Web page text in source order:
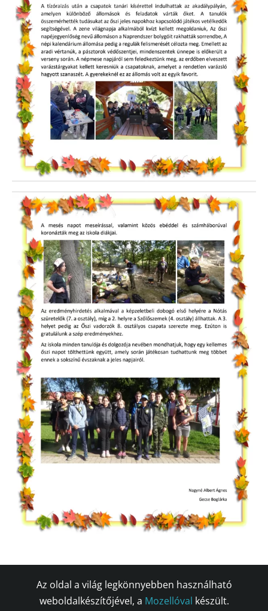
Az oldal a világ legkönnyebben használható
weboldalkészítőjével, a Mozellóval készült.